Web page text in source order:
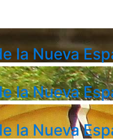
la Nueva
la Nueva
la Nueva